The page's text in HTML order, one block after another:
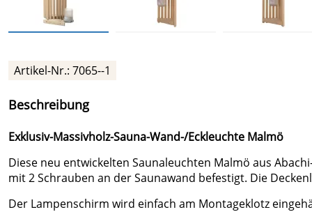
Artikel-Nr.: 7065--1
Beschreibung
Exklusiv-Massivholz-Sauna-Wand-/Eckleuchte Malmö
Diese neu entwickelten Saunaleuchten Malmö aus
mit 2 Schrauben an der Saunawand befestigt. Die
Der Lampenschirm wird einfach am Montageklotz